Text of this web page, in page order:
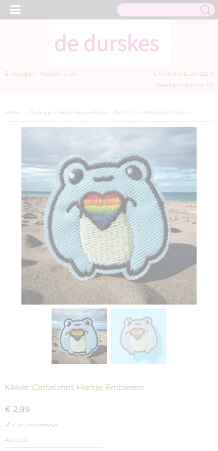
Inloggen Registreren
UW WINKELWAGEN
Geen producten (0)
Home > Overige Emblemen > Kikker Oetel met Hartje Embleem
Kikker Oetel met Hartje Embleem
€ 2,99
✓ Op voorraad
Aantal